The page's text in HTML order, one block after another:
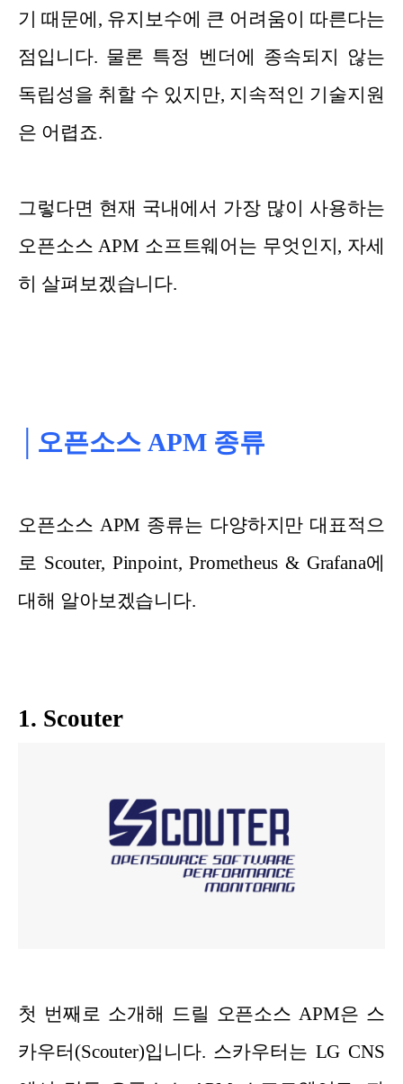
기 때문에, 유지보수에 큰 어려움이 따른다는
점입니다. 물론 특정 벤더에 종속되지 않는
독립성을 취할 수 있지만, 지속적인 기술지원
은 어렵죠.
그렇다면 현재 국내에서 가장 많이 사용하는
오픈소스 APM 소프트웨어는 무엇인지, 자세
히 살펴보겠습니다.
│오픈소스 APM 종류
오픈소스 APM 종류는 다양하지만 대표적으
로 Scouter, Pinpoint, Prometheus & Grafana에
대해 알아보겠습니다.
1. Scouter
첫 번째로 소개해 드릴 오픈소스 APM은 스
카우터(Scouter)입니다. 스카우터는 LG CNS